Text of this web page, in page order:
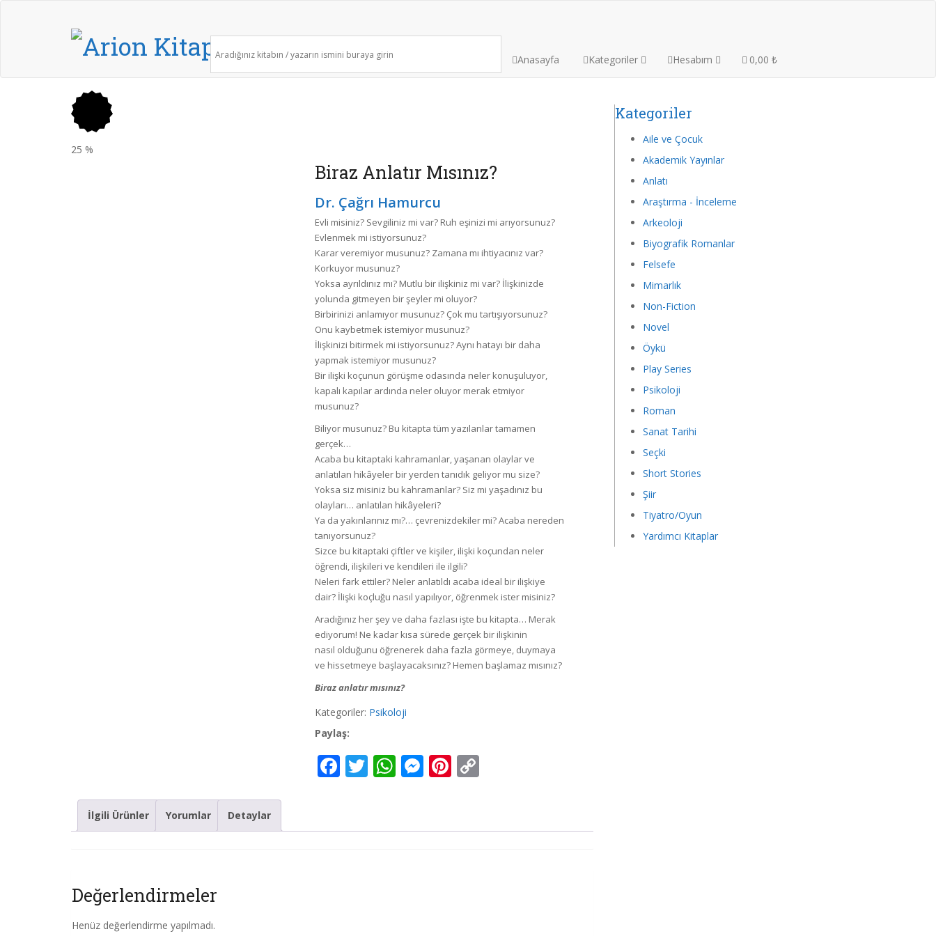
Anasayfa Kategoriler Hesabım 0,00 ₺
25 %
Biraz Anlatır Mısınız?
Dr. Çağrı Hamurcu
Evli misiniz? Sevgiliniz mi var? Ruh eşinizi mi arıyorsunuz?
Evlenmek mi istiyorsunuz?
Karar veremiyor musunuz? Zamana mı ihtiyacınız var?
Korkuyor musunuz?
Yoksa ayrıldınız mı? Mutlu bir ilişkiniz mi var? İlişkinizde
yolunda gitmeyen bir şeyler mi oluyor?
Birbirinizi anlamıyor musunuz? Çok mu tartışıyorsunuz?
Onu kaybetmek istemiyor musunuz?
İlişkinizi bitirmek mi istiyorsunuz? Aynı hatayı bir daha
yapmak istemiyor musunuz?
Bir ilişki koçunun görüşme odasında neler konuşuluyor,
kapalı kapılar ardında neler oluyor merak etmiyor
musunuz?
Biliyor musunuz? Bu kitapta tüm yazılanlar tamamen
gerçek…
Acaba bu kitaptaki kahramanlar, yaşanan olaylar ve
anlatılan hikâyeler bir yerden tanıdık geliyor mu size?
Yoksa siz misiniz bu kahramanlar? Siz mi yaşadınız bu
olayları… anlatılan hikâyeleri?
Ya da yakınlarınız mı?… çevrenizdekiler mi? Acaba nereden
tanıyorsunuz?
Sizce bu kitaptaki çiftler ve kişiler, ilişki koçundan neler
öğrendi, ilişkileri ve kendileri ile ilgili?
Neleri fark ettiler? Neler anlatıldı acaba ideal bir ilişkiye
dair? İlişki koçluğu nasıl yapılıyor, öğrenmek ister misiniz?
Aradığınız her şey ve daha fazlası işte bu kitapta… Merak
ediyorum! Ne kadar kısa sürede gerçek bir ilişkinin
nasıl olduğunu öğrenerek daha fazla görmeye, duymaya
ve hissetmeye başlayacaksınız? Hemen başlamaz mısınız?
Biraz anlatır mısınız?
Kategoriler: Psikoloji
Paylaş:
Facebook
Twitter
WhatsApp
Messenger
Pinterest
İlgili Ürünler Yorumlar Detaylar
Değerlendirmeler
Henüz değerlendirme yapılmadı.
Kategoriler
Aile ve Çocuk
Akademik Yayınlar
Anlatı
Araştırma - İnceleme
Arkeoloji
Biyografik Romanlar
Felsefe
Mimarlık
Non-Fiction
Novel
Öykü
Play Series
Psikoloji
Roman
Sanat Tarihi
Seçki
Short Stories
Şiir
Tiyatro/Oyun
Yardımcı Kitaplar